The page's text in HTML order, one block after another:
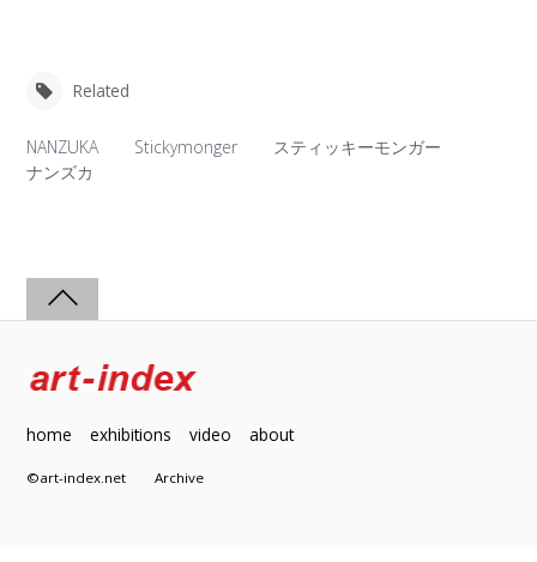
Related
NANZUKA Stickymonger
スティッキーモンガー
ナンズカ
home exhibitions video about
©art-index.netArchive